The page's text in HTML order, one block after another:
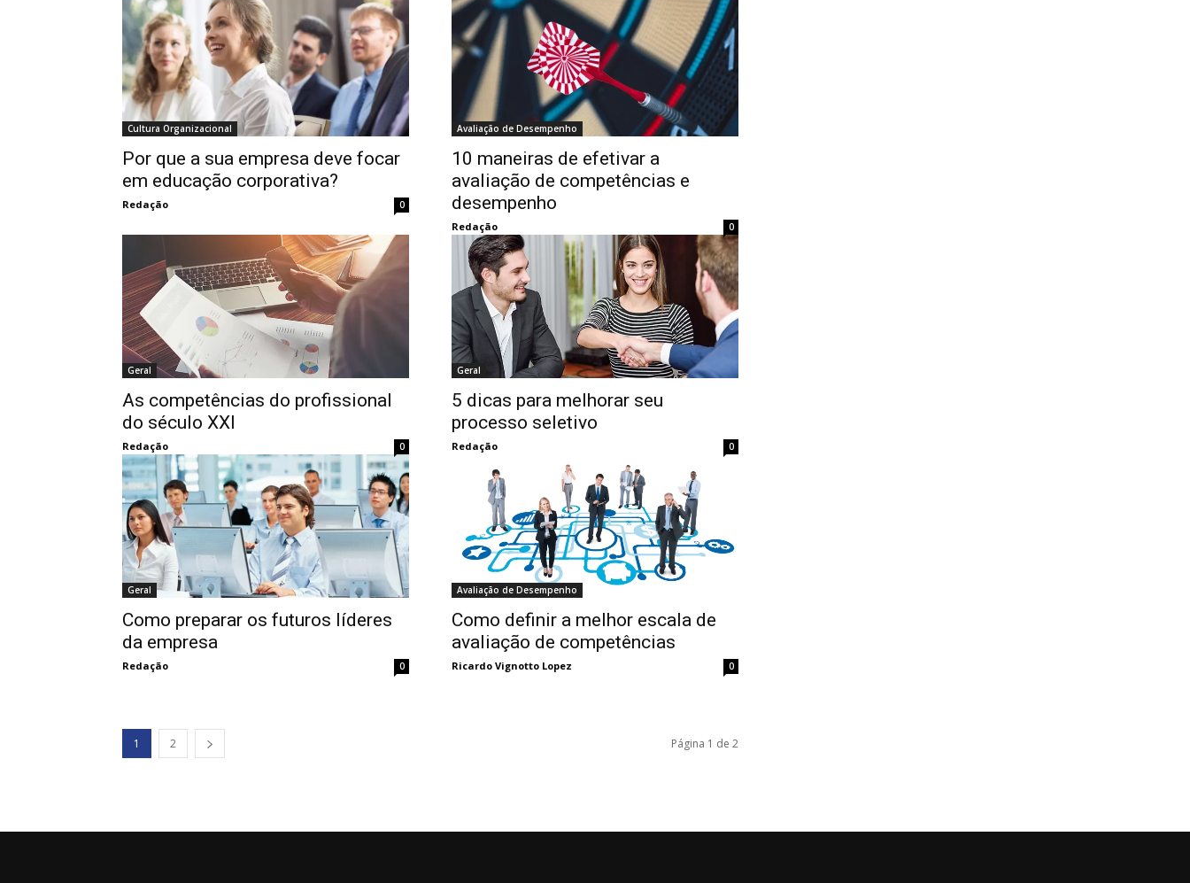
Cultura Organizacional
Por que a sua empresa deve focar
em educação corporativa?
Redação 0
Avaliação de Desempenho
10 maneiras de efetivar a
avaliação de competências e
desempenho
Redação 0
Geral
As competências do profissional
do século XXI
Redação 0
Geral
5 dicas para melhorar seu
processo seletivo
Redação 0
Geral
Como preparar os futuros líderes
da empresa
Redação 0
Avaliação de Desempenho
Como definir a melhor escala de
avaliação de competências
Ricardo Vignotto Lopez 0
1 2 Página 1 de 2